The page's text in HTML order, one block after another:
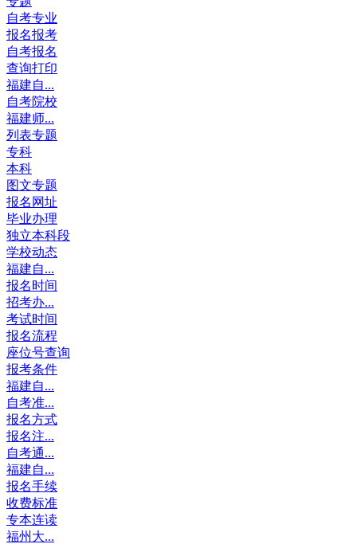
自考专业
报名报考
自考报名
查询打印
福建自...
自考院校
福建师...
列表专题
专科
本科
图文专题
报名网址
毕业办理
独立本科段
学校动态
福建自...
报名时间
招考办...
考试时间
报名流程
座位号查询
报考条件
福建自...
自考准...
报名方式
报名注...
自考通...
福建自...
报名手续
收费标准
专本连读
福州大...